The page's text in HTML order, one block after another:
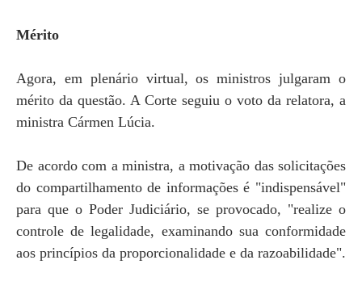
Mérito
Agora, em plenário virtual, os ministros julgaram o
mérito da questão. A Corte seguiu o voto da relatora, a
ministra Cármen Lúcia.
De acordo com a ministra, a motivação das solicitações
do compartilhamento de informações é "indispensável"
para que o Poder Judiciário, se provocado, "realize o
controle de legalidade, examinando sua conformidade
aos princípios da proporcionalidade e da razoabilidade".